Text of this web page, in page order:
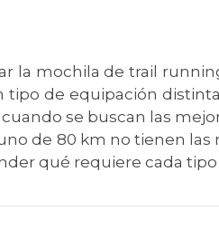
la mochila de trail
tipo de equipación
cuando se buscan las
de 80 km no tienen
qué requiere cada